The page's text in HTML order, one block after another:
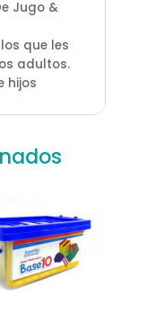
Jugo &
que les
adultos.
hijos